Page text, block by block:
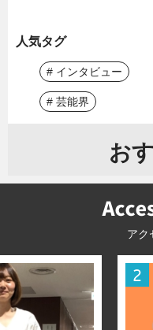
人気タグ
# インタビュー
# 芸能界
お
アク